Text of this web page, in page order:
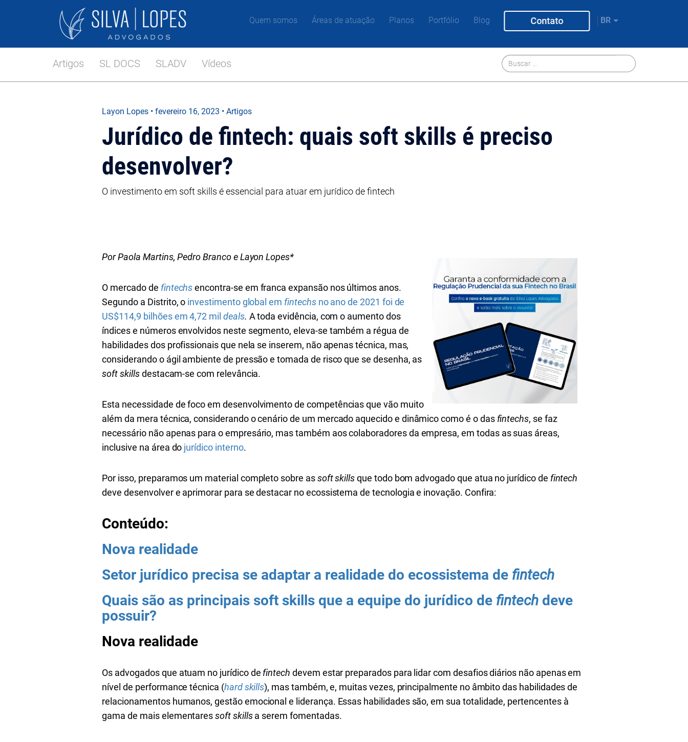
Quem somos Áreas de atuação Planos Portfólio Blog Contato BR
Artigos SL DOCS SLADV Vídeos
Layon Lopes •fevereiro 16, 2023 • Artigos
Jurídico de fintech: quais soft skills é preciso
desenvolver?
O investimento em soft skills é essencial para atuar em jurídico de fintech
Por Paola Martins, Pedro Branco e Layon Lopes*
O mercado de fintechs encontra-se em franca expansão nos últimos anos.
Segundo a Distrito, o investimento global em fintechs no ano de 2021 foi de
US$114,9 bilhões em 4,72 mil deals. A toda evidência, com o aumento dos
índices e números envolvidos neste segmento, eleva-se também a régua de
habilidades dos profissionais que nela se inserem, não apenas técnica, mas,
considerando o ágil ambiente de pressão e tomada de risco que se desenha, as
soft skillsdestacam-se com relevância.
Esta necessidade de foco em desenvolvimento de competências que vão muito
além da mera técnica, considerando o cenário de um mercado aquecido e dinâmico como é o das fintechs, se faz
necessário não apenas para o empresário, mas também aos colaboradores da empresa, em todas as suas áreas,
inclusive na área do jurídico interno.
Por isso, preparamos um material completo sobre assoft skillsque todo bom advogado que atua no jurídico de fintech
deve desenvolver e aprimorar para se destacar no ecossistema de tecnologia e inovação. Confira:
Conteúdo:
Nova realidade
Setor jurídico precisa se adaptar a realidade do ecossistema de fintech
Quais são as principais soft skills que a equipe do jurídico de fintech deve
possuir?
Nova realidade
Os advogados que atuam no jurídico de fintech devem estar preparados para lidar com desafios diários não apenas em
nível de performance técnica (hard skills), mas também, e, muitas vezes, principalmente no âmbito das habilidades de
relacionamentos humanos, gestão emocional e liderança. Essas habilidades são, em sua totalidade, pertencentes à
gama de mais elementaressoft skillsa serem fomentadas.